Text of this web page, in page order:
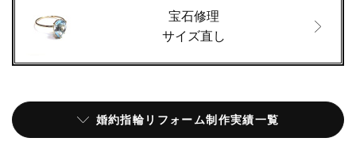
宝石修理
サイズ直し
婚約指輪リフォーム制作実績一覧